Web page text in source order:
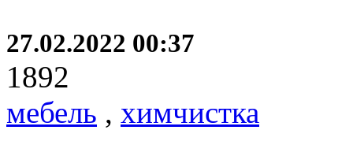
27.02.2022 00:37
1892
мебель , химчистка